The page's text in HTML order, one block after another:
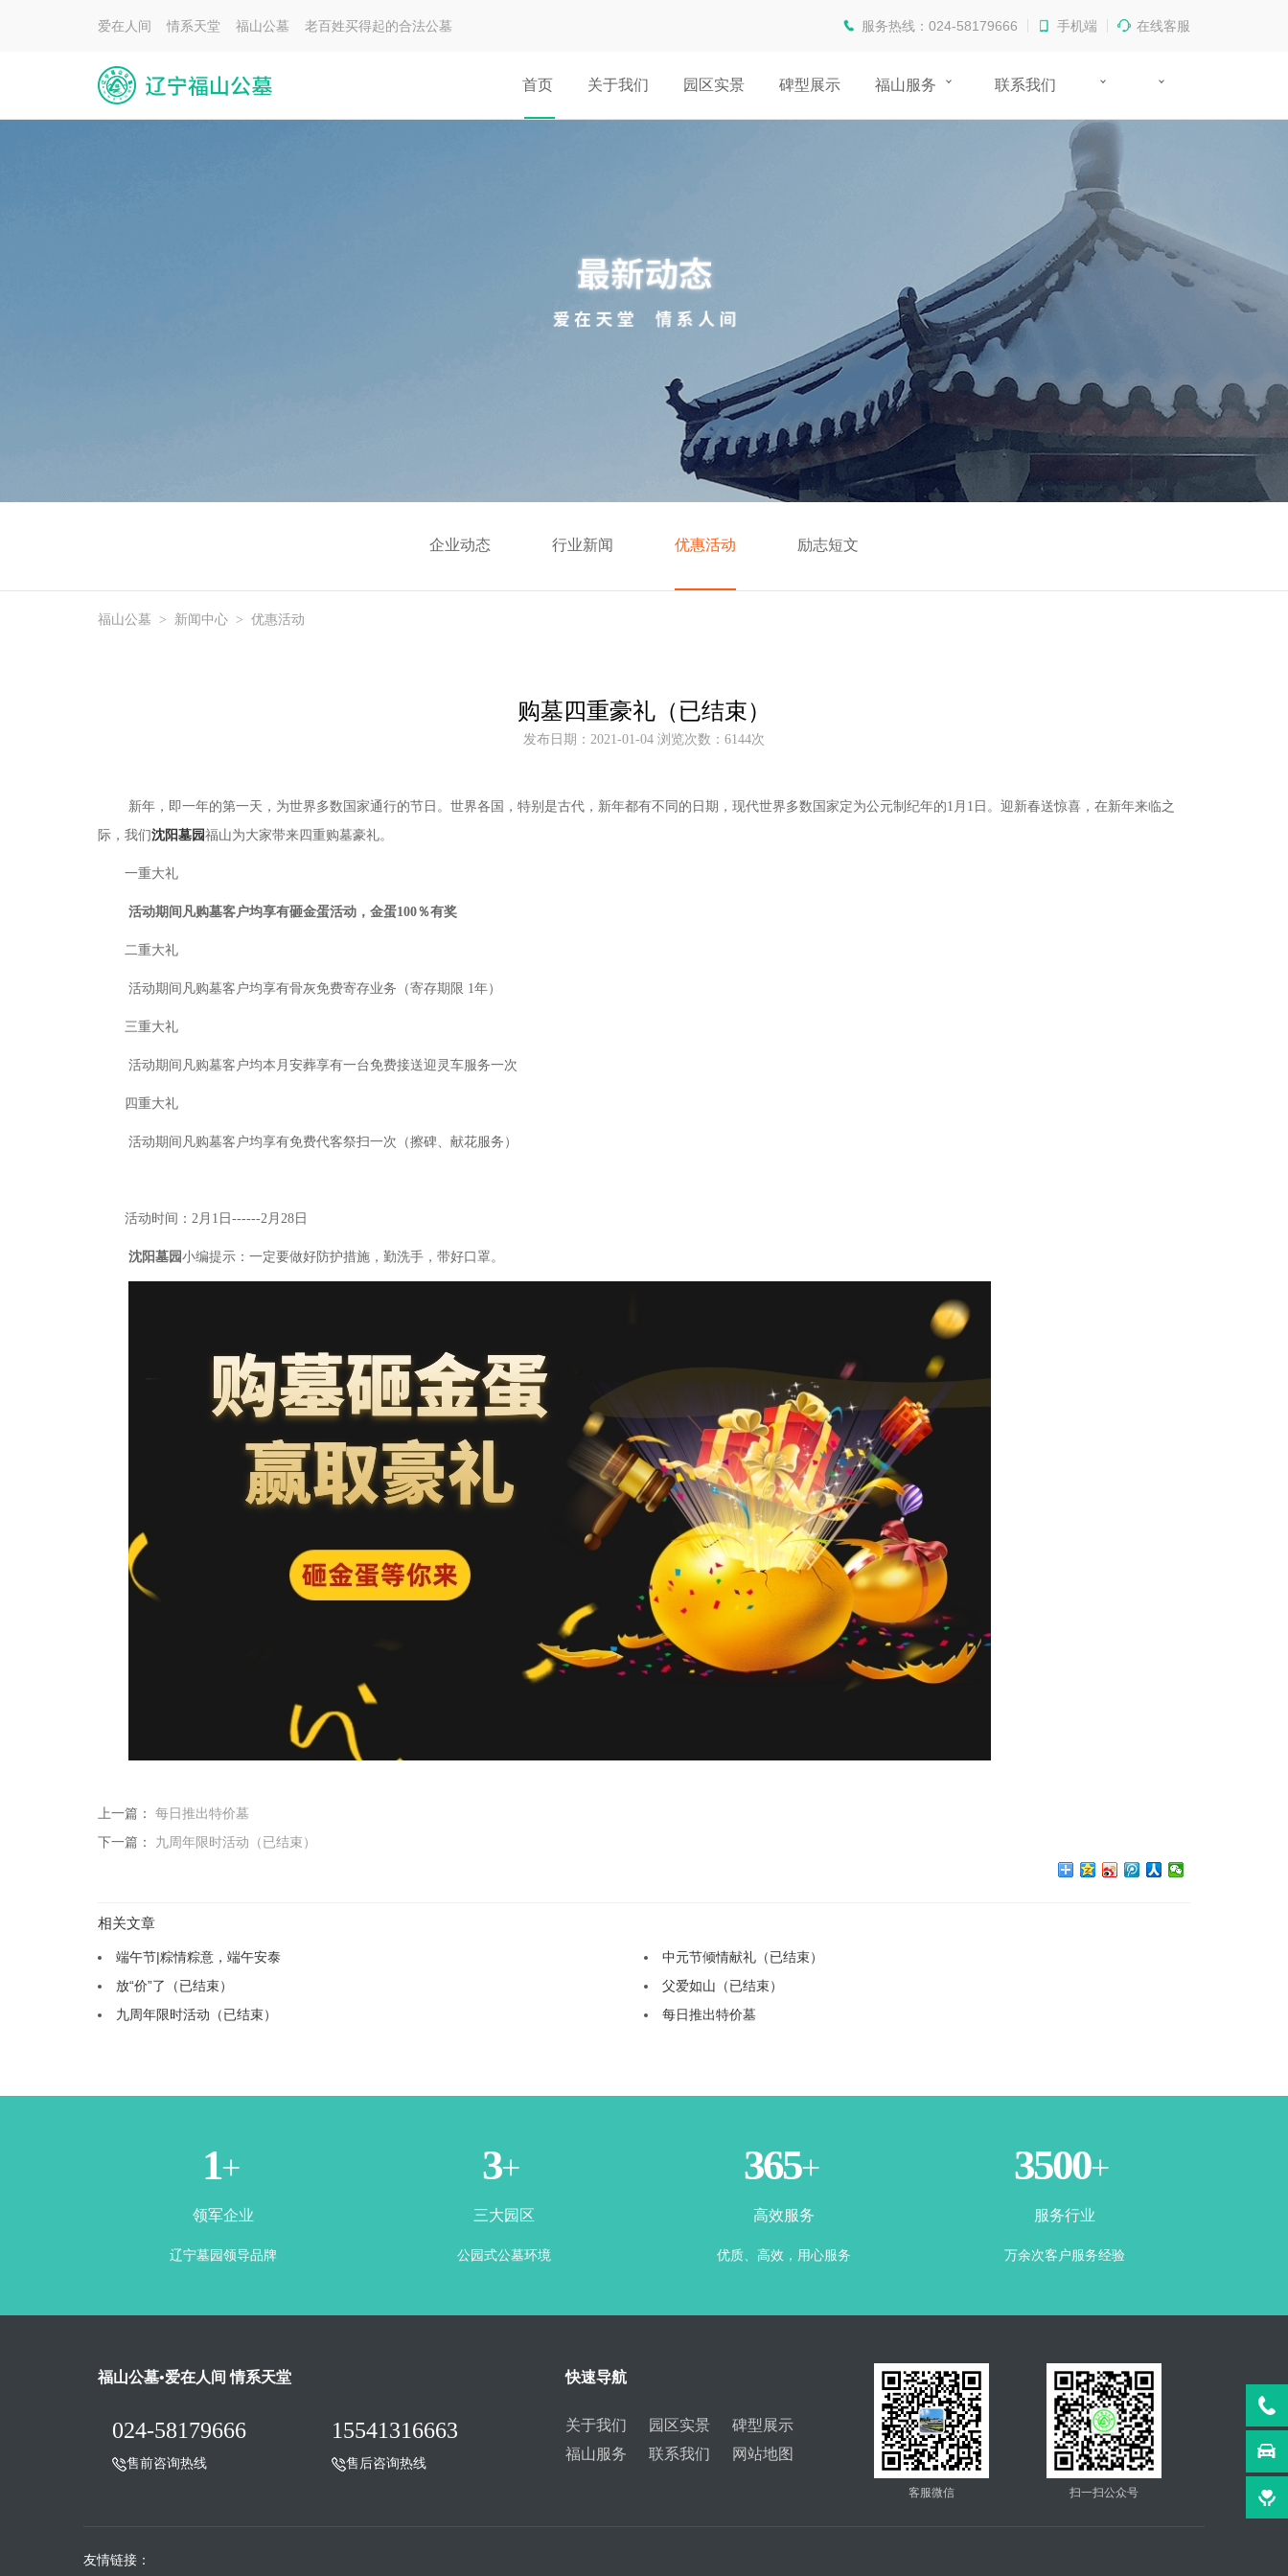
爱在人间 情系天堂 福山公墓 老百姓买得起的合法公墓 服务热线：024-58179666 手机端 在线客服
首页 关于我们 园区实景 碑型展示 福山服务 联系我们
企业动态 行业新闻 优惠活动 励志短文
福山公墓 > 新闻中心 > 优惠活动
购墓四重豪礼（已结束）
发布日期：2021-01-04 浏览次数：6144次
新年，即一年的第一天，为世界多数国家通行的节日。世界各国，特别是古代，新年都有不同的日期，现代世界多数国家定为公元制纪年的1 月 1 日。 迎新春送惊喜，在新年来临之
际，我们沈阳墓园福山为大家带来四重购墓豪礼。
一重大礼
活动期间凡购墓客户均享有砸金蛋活动，金蛋100％有奖
二重大礼
活动期间凡购墓客户均享有骨灰免费寄存业务（寄存期限 1年）
三重大礼
活动期间凡购墓客户均本月安葬享有一台免费接送迎灵车服务一次
四重大礼
活动期间凡购墓客户均享有免费代客祭扫一次（擦碑、献花服务）
活动时间： 2月1日------2月28日
沈阳墓园小编提示：一定要做好防护措施，勤洗手，带好口罩。
上一篇： 每日推出特价墓
下一篇： 九周年限时活动（已结束）
相关文章
端午节|粽情粽意，端午安泰
中元节倾情献礼（已结束）
放“价”了（已结束）
父爱如山（已结束）
九周年限时活动（已结束）
每日推出特价墓
1+
领军企业
辽宁墓园领导品牌
3+
三大园区
公园式公墓环境
365+
高效服务
优质、高效，用心服务
3500+
服务行业
万余次客户服务经验
福山公墓•爱在人间 情系天堂
024-58179666
售前咨询热线
15541316663
售后咨询热线
快速导航
关于我们 园区实景
碑型展示
福山服务
联系我们 网站地图
客服微信 扫一扫公众号
友情链接：